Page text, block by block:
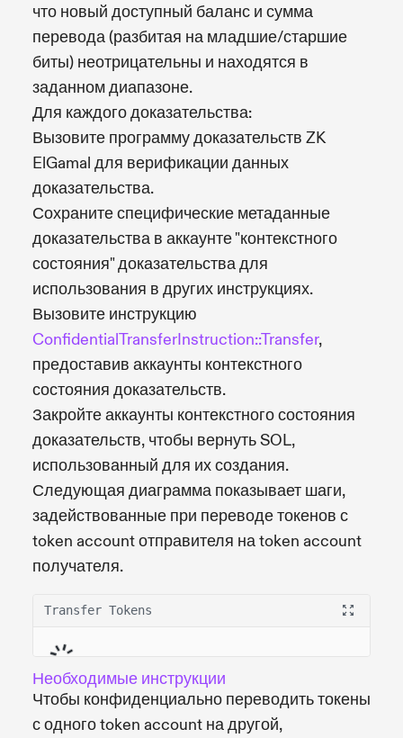
что новый доступный баланс и сумма
перевода (разбитая на младшие/старшие
биты) неотрицательны и находятся в
заданном диапазоне.
Для каждого доказательства:
Вызовите программу доказательств ZK
ElGamal для верификации данных
доказательства.
Сохраните специфические метаданные
доказательства в аккаунте "контекстного
состояния" доказательства для
использования в других инструкциях.
Вызовите инструкцию
ConfidentialTransferInstruction::Transfer,
предоставив аккаунты контекстного
состояния доказательств.
Закройте аккаунты контекстного состояния
доказательств, чтобы вернуть SOL,
использованный для их создания.
Следующая диаграмма показывает шаги,
задействованные при переводе токенов с
token account отправителя на token account
получателя.
Transfer Tokens
Необходимые инструкции
Чтобы конфиденциально переводить токены
с одного token account на другой,